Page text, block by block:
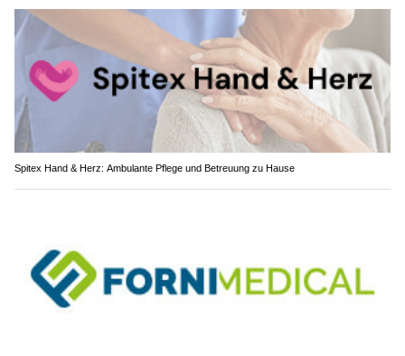
Spitex Hand & Herz: Ambulante Pflege und Betreuung zu Hause